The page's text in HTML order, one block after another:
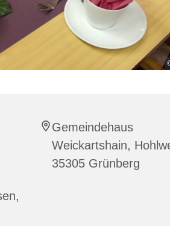
Gemeindehaus
Weickartshain,
35305 Grünberg